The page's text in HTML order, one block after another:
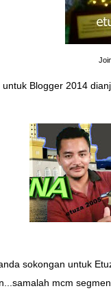
Blogger 2014
sokongan untuk
mcm